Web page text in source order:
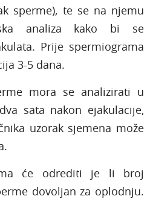
sperme), te se na njemu
analiza kako bi se
Prije spermiograma
3-5 dana.
mora se analizirati u
sata nakon ejakulacije,
uzorak sjemena može
će odrediti je li broj
dovoljan za oplodnju.